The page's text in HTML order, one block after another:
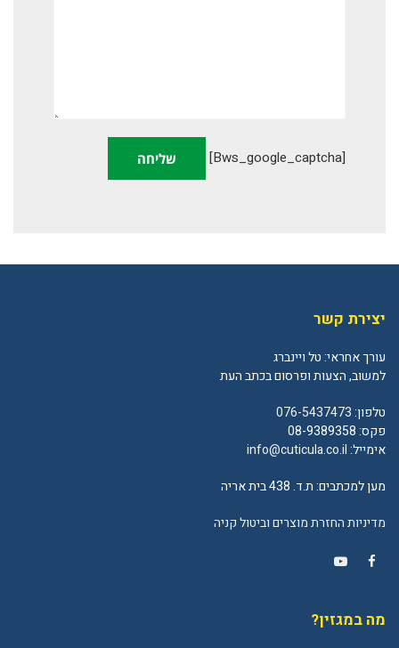
[bws_google_captcha]
יצירת קשר
עורך אחראי: טל ויינברג
למשוב, הצעות ופרסום בכתב העת
טלפון:076-5437473
פקס: 08-9389358
אימייל:info@cuticula.co.il
מען למכתבים: ת.ד. 438 בית אריה
מדיניות החזרת מוצרים וביטול קניה
מה במגזין?